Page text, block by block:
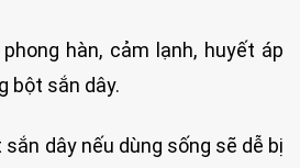
hàn, cảm lạnh, huyết áp
bột sắn dây.
dây nếu dùng sống sẽ dễ bị